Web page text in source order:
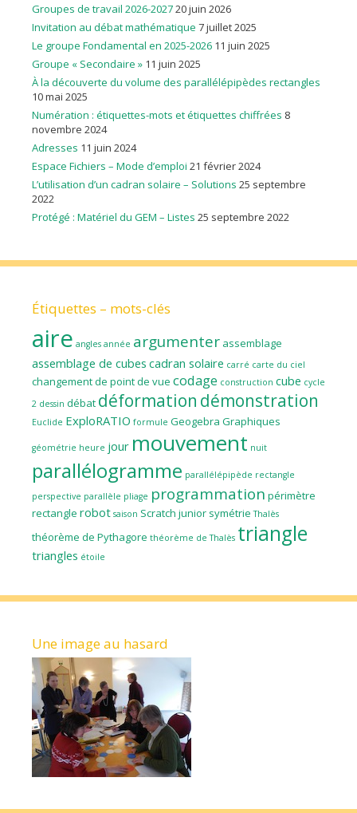
Groupes de travail 2026-202720 juin 2026
Invitation au débat mathématique 7 juillet 2025
Le groupe Fondamental en 2025-2026 11 juin 2025
Groupe « Secondaire » 11 juin 2025
À la découverte du volume des parallélépipèdes rectangles
10 mai 2025
Numération : étiquettes-mots et étiquettes chiffrées 8
novembre 2024
Adresses 11 juin 2024
Espace Fichiers – Mode d’emploi 21 février 2024
L’utilisation d’un cadran solaire – Solutions 25 septembre
2022
Protégé : Matériel du GEM – Listes 25 septembre 2022
Étiquettes – mots-clés
aire angles année argumenter assemblage
assemblage de cubes cadran solaire carré carte du ciel
changement de point de vue codage construction cube cycle
2 dessin débat déformation démonstration
Euclide ExploRATIO formule Geogebra Graphiques
géométrie heure jour mouvement nuit
parallélogramme parallélépipède rectangle
perspective parallèle pliage programmation périmètre
rectangle robot saison Scratch junior symétrie Thalès
théorème de Pythagore théorème de Thalès triangle
triangles étoile
Une image au hasard